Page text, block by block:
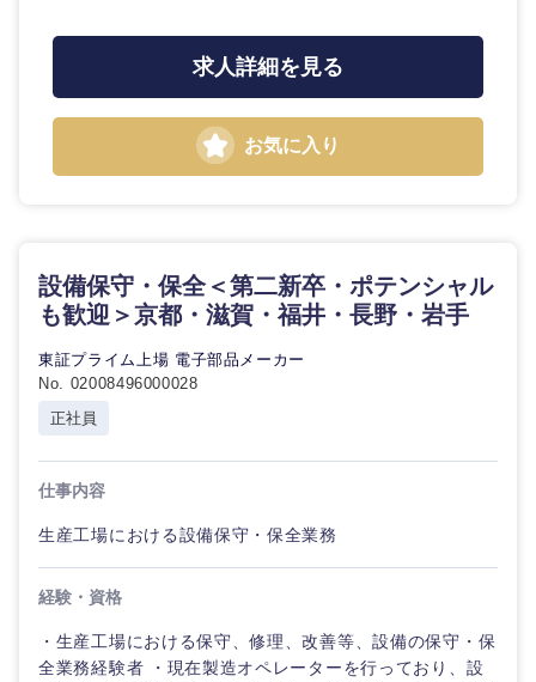
選択する
求人詳細を見る
お気に入り
設備保守・保全＜第二新卒・ポテンシャル
も歓迎＞京都・滋賀・福井・長野・岩手
東証プライム上場 電子部品メーカー
No. 02008496000028
正社員
仕事内容
生産工場における設備保守・保全業務
経験・資格
・生産工場における保守、修理、改善等、設備の保守・保
全業務経験者 ・現在製造オペレーターを行っており、設